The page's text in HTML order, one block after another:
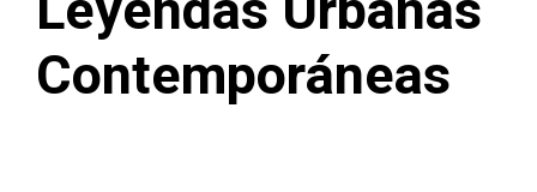
Contemporáneas